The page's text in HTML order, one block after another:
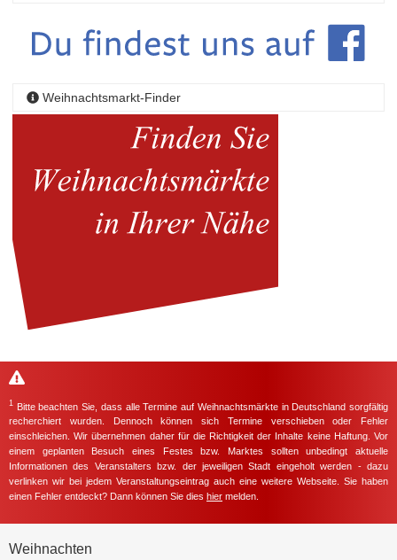
Weihnachtsmarkt-Finder
1
Bitte beachten Sie, dass alle Termine auf Weihnachtsmärkte in Deutschland sorgfältig
recherchiert wurden. Dennoch können sich Termine verschieben oder Fehler
einschleichen. Wir übernehmen daher für die Richtigkeit der Inhalte keine Haftung. Vor
einem geplanten Besuch eines Festes bzw. Marktes sollten unbedingt aktuelle
Informationen des Veranstalters bzw. der jeweiligen Stadt eingeholt werden - dazu
verlinken wir bei jedem Veranstaltungseintrag auch eine weitere Webseite. Sie haben
einen Fehler entdeckt? Dann können Sie dies hier melden.
Weihnachten